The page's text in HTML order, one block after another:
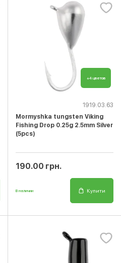
+4 цветов
1919.03.63
Mormyshka tungsten Viking
Fishing Drop 0.25g 2.5mm Silver
(5pcs)
190.00 грн.
В наличии Купити